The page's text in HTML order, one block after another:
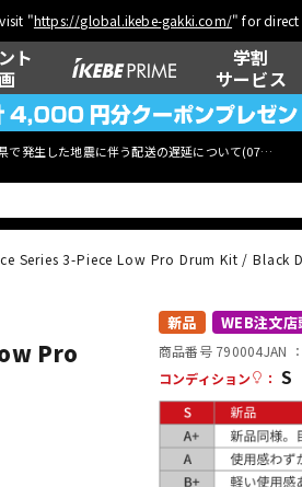
"https://global.ikebe-gakki.com/" for
ト
学割
サービス
で発生した地震に伴う配送の遅延について(07月29日
ウクレレ
その他楽器
Series 3-Piece Low Pro Drum Kit / Black
Pro
新品 WEB注文
商品番号 790004JAN ：
コンディション
： S